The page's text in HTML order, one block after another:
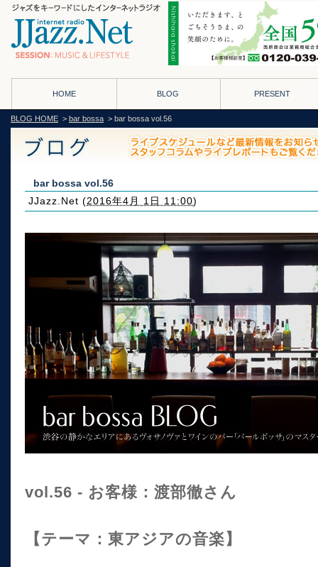
HOME BLOG PRESENT
BLOG HOME > bar bossa > bar bossa vol.56
bar bossa vol.56
JJazz.Net (2016年4月 1日 11:00)
vol.56 - お客様：渡部徹さん
【テーマ：東アジアの音楽】